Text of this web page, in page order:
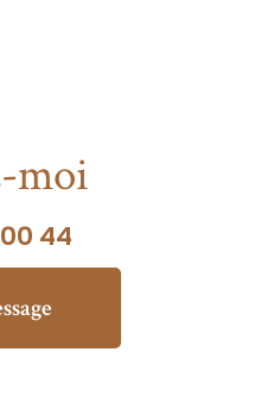
moi
44